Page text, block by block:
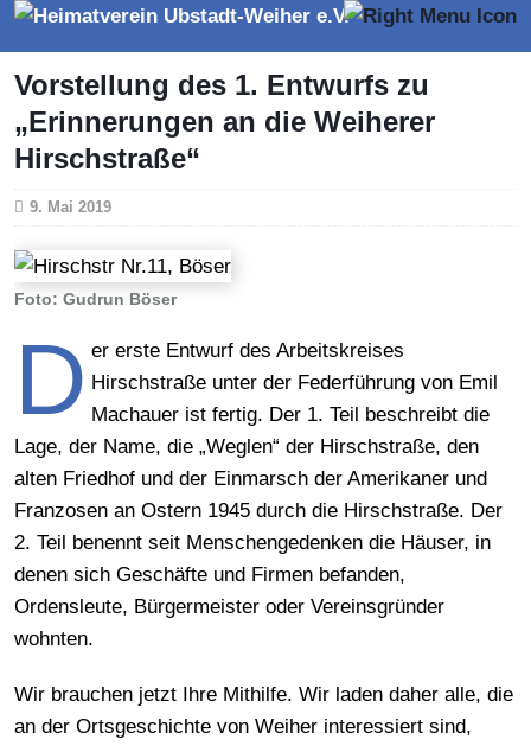
Vorstellung des 1. Entwurfs zu
„Erinnerungen an die Weiherer
Hirschstraße“
9. Mai 2019
Foto: Gudrun Böser
D er erste Entwurf des Arbeitskreises
Hirschstraße unter der Federführung von Emil
Machauer ist fertig. Der 1. Teil beschreibt die
Lage, der Name, die „Weglen“ der Hirschstraße, den
alten Friedhof und der Einmarsch der Amerikaner und
Franzosen an Ostern 1945 durch die Hirschstraße. Der
2. Teil benennt seit Menschengedenken die Häuser, in
denen sich Geschäfte und Firmen befanden,
Ordensleute, Bürgermeister oder Vereinsgründer
wohnten.
Wir brauchen jetzt Ihre Mithilfe. Wir laden daher alle, die
an der Ortsgeschichte von Weiher interessiert sind,